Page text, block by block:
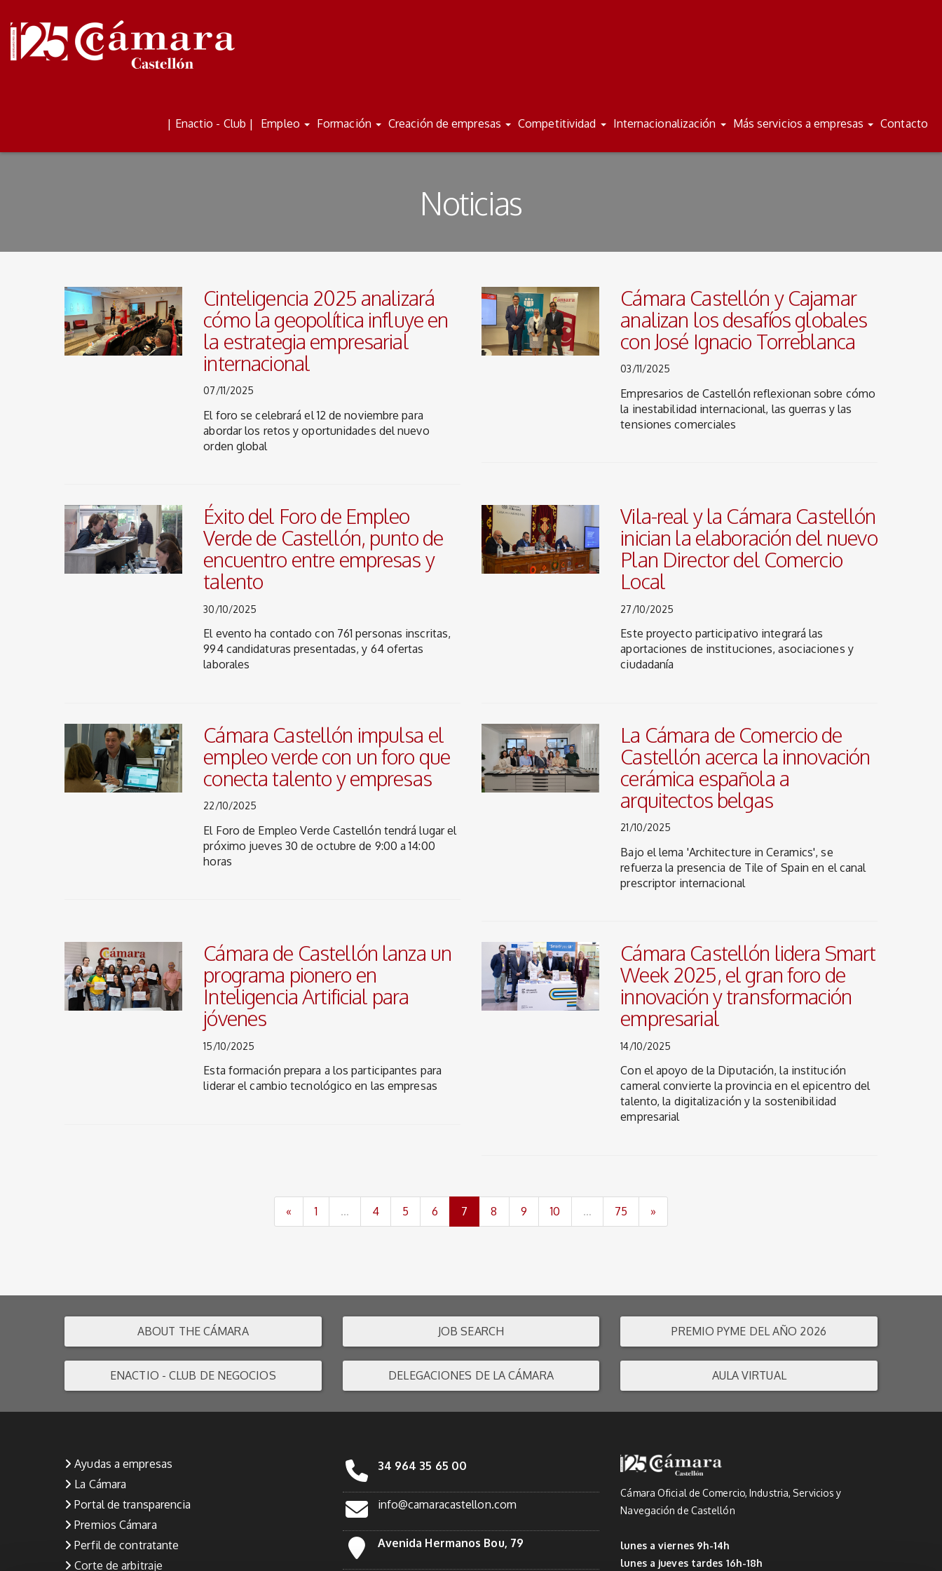
| Enactio - Club | Empleo Formación Creación de empresas Competitividad Internacionalización Más servicios a empresas Contacto
Noticias
Cinteligencia 2025 analizará
cómo la geopolítica influye en
la estrategia empresarial
internacional
07/11/2025
El foro se celebrará el 12 de noviembre para
abordar los retos y oportunidades del nuevo
orden global
Cámara Castellón y Cajamar
analizan los desafíos globales
con José Ignacio Torreblanca
03/11/2025
Empresarios de Castellón reflexionan sobre cómo
la inestabilidad internacional, las guerras y las
tensiones comerciales
Éxito del Foro de Empleo
Verde de Castellón, punto de
encuentro entre empresas y
talento
30/10/2025
El evento ha contado con 761 personas inscritas,
994 candidaturas presentadas, y 64 ofertas
laborales
Vila-real y la Cámara Castellón
inician la elaboración del nuevo
Plan Director del Comercio
Local
27/10/2025
Este proyecto participativo integrará las
aportaciones de instituciones, asociaciones y
ciudadanía
Cámara Castellón impulsa el
empleo verde con un foro que
conecta talento y empresas
22/10/2025
El Foro de Empleo Verde Castellón tendrá lugar el
próximo jueves 30 de octubre de 9:00 a 14:00
horas
La Cámara de Comercio de
Castellón acerca la innovación
cerámica española a
arquitectos belgas
21/10/2025
Bajo el lema 'Architecture in Ceramics', se
refuerza la presencia de Tile of Spain en el canal
prescriptor internacional
Cámara de Castellón lanza un
programa pionero en
Inteligencia Artificial para
jóvenes
15/10/2025
Esta formación prepara a los participantes para
liderar el cambio tecnológico en las empresas
Cámara Castellón lidera Smart
Week 2025, el gran foro de
innovación y transformación
empresarial
14/10/2025
Con el apoyo de la Diputación, la institución
cameral convierte la provincia en el epicentro del
talento, la digitalización y la sostenibilidad
empresarial
« 1 … 4 5 6 7 (current)
8 9 10 … 75 »
ABOUT THE CÁMARA JOB SEARCH PREMIO PYME DEL AÑO 2026
ENACTIO - CLUB DE NEGOCIOS DELEGACIONES DE LA CÁMARA AULA VIRTUAL
Ayudas a empresas
La Cámara
Portal de transparencia
Premios Cámara
Perfil de contratante
Corte de arbitraje
34 964 35 65 00
info@camaracastellon.com
Avenida Hermanos Bou, 79
Cámara Oficial de Comercio, Industria, Servicios y
Navegación de Castellón
lunes a viernes 9h-14h
lunes a jueves tardes 16h-18h